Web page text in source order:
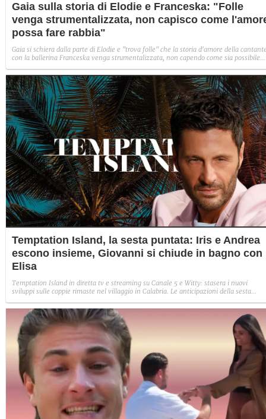
Gaia sulla storia di Elodie e Franceska: "Folle
venga strumentalizzata, non capisco come
possa fare rabbia"
Gaia si schiera dalla parte di Elodie e "trova folle" che la storia d'amore della
con la ballerina Franceska venga strumentalizzata, non capendo come sia possibile
Temptation Island, la sesta puntata: Iris e Andrea
escono insieme, Giovanni si chiude in bagno con
Elisa
Temptation Island in diretta tv e streaming su Canale 5 e Witty: stasera i nuovi
sviluppi sulle coppie rimaste nel villaggio in Calabria. Le anticipazioni della sesta
Sabrina rifiuta il falò con Giovanni e si avvicina a Lory.